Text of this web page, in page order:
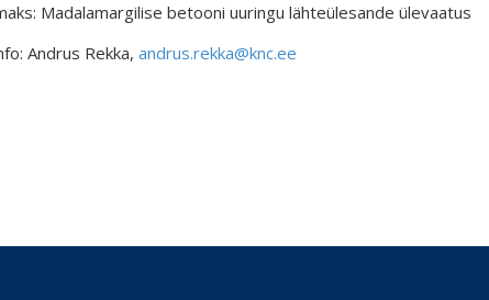
Madalamargilise betooni uuringu lähteülesande ülevaatus
Andrus Rekka, andrus.rekka@knc.ee